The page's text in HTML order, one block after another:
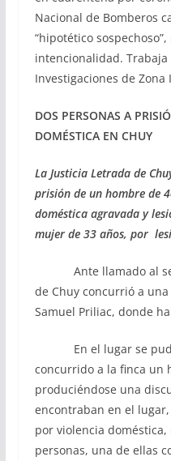
Nacional de Bomberos
“hipotético
intencionalidad.
Investigaciones de Zona
DOS PERSONAS A
DOMÉSTICA EN CHUY
La Justicia Letrada de
prisión de un hombre de
doméstica agravada y
mujer de 33 años, por
Ante llamado al
de Chuy concurrió a
Samuel Priliac, donde
En el lugar se pudo
concurrido a la finca un
produciéndose una
encontraban en el
por violencia
personas, una de ellas